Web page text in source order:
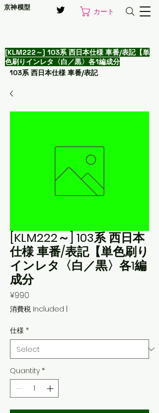
京神模型 カート
[KLM222～] 103系 西日本仕様 車番/表記【単
色刷りインレタ〈白／黒〉各1編成分
103系 西日本仕様 車番/表記
[KLM222～] 103系 西日本
仕様 車番/表記【単色刷り
インレタ〈白／黒〉各1編
成分
¥990
消費税 Included
仕様 *
Quantity *